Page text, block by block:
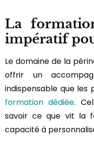
La
impératif
Le domaine de la
offrir un
indispensable que les
formation dédiée.
savoir ce que vit la
capacité à